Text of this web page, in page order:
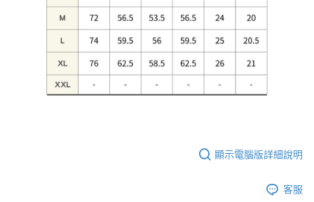
顯示電腦版詳細說明
客服